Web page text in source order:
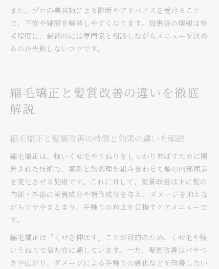
また、プロの美容師による診断やアドバイスを受けること
で、不安や疑問を解消しやすくなります。知恵袋の情報は参
考程度に、最終的には専門家と相談しながらメニューを決め
るのが失敗しないコツです。
縮毛矯正と髪質改善の違いを徹底
解説
縮毛矯正と髪質改善の特徴と効果の違いを解説
縮毛矯正は、強いくせ毛やうねりをしっかり伸ばすために開
発された技術で、薬剤と熱処理を組み合わせて髪の内部構造
を変化させる施術です。これに対して、髪質改善は主に髪の
内部・外部に栄養成分や補修成分を与え、ダメージを抑えな
がらツヤやまとまり、手触りの向上を目指すケアメニューで
す。
縮毛矯正は「くせを伸ばす」ことが目的のため、くせ毛や強
いうねりで悩む方に適しています。一方、髪質改善はパサつ
きや広がり、ダメージによる手触りの悪化などを改善したい